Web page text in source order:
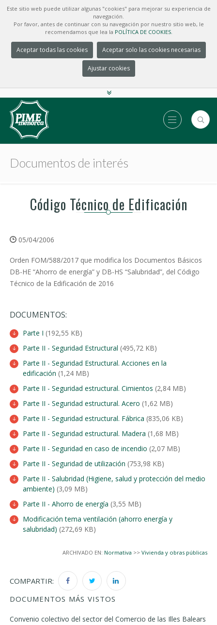
Este sitio web puede utilizar algunas "cookies" para mejorar su experiencia de
navegación.
Por favor, antes de continuar con su navegación por nuestro sitio web, le
recomendamos que lea la POLÍTICA DE COOKIES.
Aceptar todas las cookies Aceptar solo las cookies necesarias
Ajustar cookies
Documentos de interés
Código Técnico de Edificación
05/04/2006
Orden FOM/588/2017 que modifica los Documentos Básicos
DB-HE “Ahorro de energía” y DB-HS “Salubridad”, del Código
Técnico de la Edificación de 2016
DOCUMENTOS:
Parte I (192,55 KB)
Parte II - Seguridad Estructural (495,72 KB)
Parte II - Seguridad Estructural. Acciones en la
edificación (1,24 MB)
Parte II - Seguridad estructural. Cimientos (2,84 MB)
Parte II - Seguridad estructural. Acero (1,62 MB)
Parte II - Seguridad estructural. Fábrica (835,06 KB)
Parte II - Seguridad estructural. Madera (1,68 MB)
Parte II - Seguridad en caso de incendio (2,07 MB)
Parte II - Seguridad de utilización (753,98 KB)
Parte II - Salubridad (Higiene, salud y protección del medio
ambiente) (3,09 MB)
Parte II - Ahorro de energía (3,55 MB)
Modificación tema ventilación (ahorro energía y
salubridad) (272,69 KB)
ARCHIVADO EN: Normativa >> Vivienda y obras públicas
COMPARTIR:
DOCUMENTOS MÁS VISTOS
Convenio colectivo del sector del Comercio de las Illes Balears